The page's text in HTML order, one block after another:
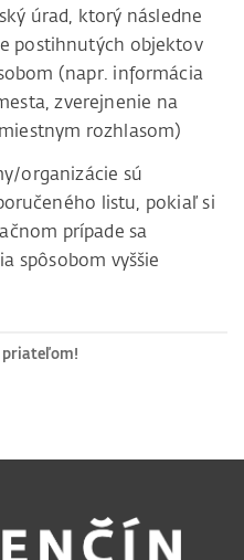
úrad, ktorý následne
postihnutých objektov
(napr. informácia
zverejnenie na
rozhlasom)
organizácie sú
listu, pokiaľ si
prípade sa
spôsobom vyššie
priateľom!